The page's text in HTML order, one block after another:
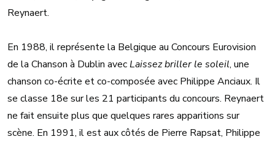
Reynaert.
En 1988, il représente la Belgique au Concours Eurovision
de la Chanson à Dublin avecLaissez briller le soleil, une
chanson co-écrite et co-composée avec Philippe Anciaux. Il
se classe 18e sur les 21 participants du concours. Reynaert
ne fait ensuite plus que quelques rares apparitions sur
scène. En 1991, il est aux côtés de Pierre Rapsat, Philippe